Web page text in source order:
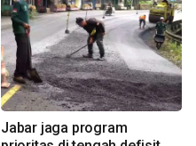
Jabar jaga program